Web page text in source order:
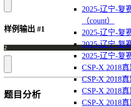
2025-辽宁-复
（count）
2025-辽宁-复
2025-辽宁-复
2025-辽宁-复
CSP-X 2018
CSP-X 2018
CSP-X 2018
CSP-X 2018
样例输出 #1
题目分析